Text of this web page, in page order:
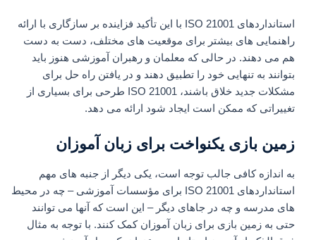
استانداردهای ISO 21001 با این تأکید فزاینده بر سازگاری با ارائه
راهنمایی های بیشتر برای موقعیت های مختلف، دست به دست
هم می دهند. در حالی که معلمان و رهبران آموزشی هنوز باید
بتوانند به تنهایی خود را تطبیق دهند و در یافتن راه حل برای
مشکلات جدید خلاق باشند، ISO 21001 طرحی برای بسیاری از
تغییراتی که ممکن است ایجاد شود ارائه می دهد.
زمین بازی یکنواخت برای زبان آموزان
به اندازه کافی جالب توجه است، یکی دیگر از جنبه های مهم
استانداردهای ISO 21001 برای مؤسسات آموزشی – چه در محیط
های مدرسه و چه در جاهای دیگر – این است که آنها می توانند
حتی به زمین بازی برای زبان آموزان کمک کنند. با توجه به مثال